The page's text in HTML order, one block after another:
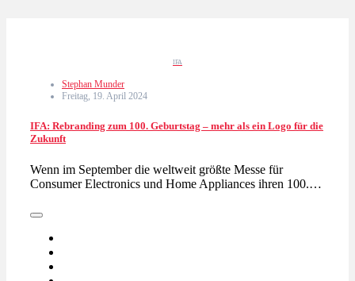
IFA
Stephan Munder
Freitag, 19. April 2024
IFA: Rebranding zum 100. Geburtstag – mehr als ein Logo für die
Zukunft
Wenn im September die weltweit größte Messe für
Consumer Electronics und Home Appliances ihren 100.…